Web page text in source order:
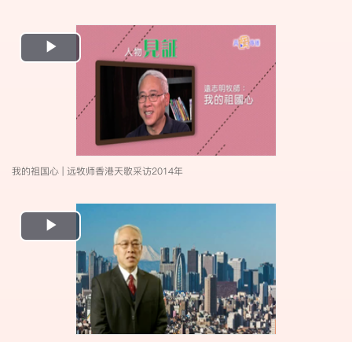
Play
Video
我的祖国心 | 远牧师香港天歌采访2014年
Play
Video